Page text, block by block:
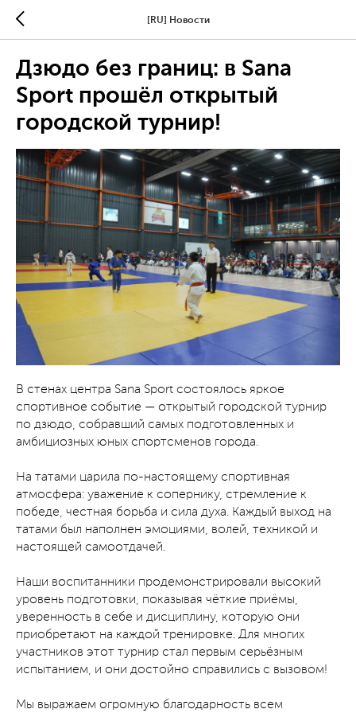
[RU] Новости
Дзюдо без границ: в Sana
Sport прошёл открытый
городской турнир!
В стенах центра Sana Sport состоялось яркое
спортивное событие — открытый городской турнир
по дзюдо, собравший самых подготовленных и
амбициозных юных спортсменов города.
На татами царила по-настоящему спортивная
атмосфера: уважение к сопернику, стремление к
победе, честная борьба и сила духа. Каждый выход на
татами был наполнен эмоциями, волей, техникой и
настоящей самоотдачей.
Наши воспитанники продемонстрировали высокий
уровень подготовки, показывая чёткие приёмы,
уверенность в себе и дисциплину, которую они
приобретают на каждой тренировке. Для многих
участников этот турнир стал первым серьёзным
испытанием, и они достойно справились с вызовом!
Мы выражаем огромную благодарность всем